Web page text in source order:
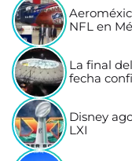
NFL en
La final
fecha
Disney
LXI